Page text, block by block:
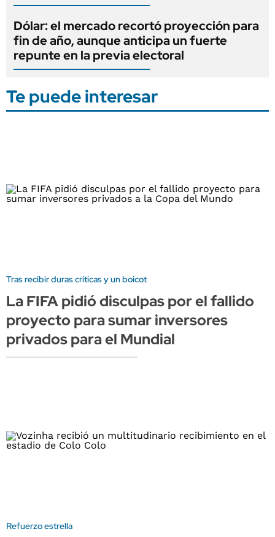
Dólar: el mercado recortó proyección para
fin de año, aunque anticipa un fuerte
repunte en la previa electoral
Te puede interesar
Tras recibir duras críticas y un boicot
La FIFA pidió disculpas por el fallido
proyecto para sumar inversores
privados para el Mundial
Refuerzo estrella